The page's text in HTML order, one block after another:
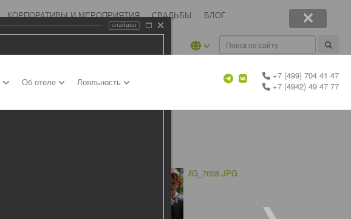
КОРПОРАТИВЫ И МЕРОПРИЯТИЯ СВАДЬБЫ БЛОГ
Об отеле Лояльность
+7 (499) 704 41 47
+7 (4942) 49 47 77
слайдер